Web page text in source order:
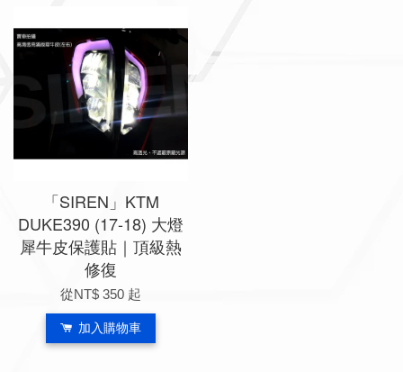
「SIREN」KTM
DUKE390 (17-18) 大燈
犀牛皮保護貼｜頂級熱
修復
從NT$ 350 起
加入購物車